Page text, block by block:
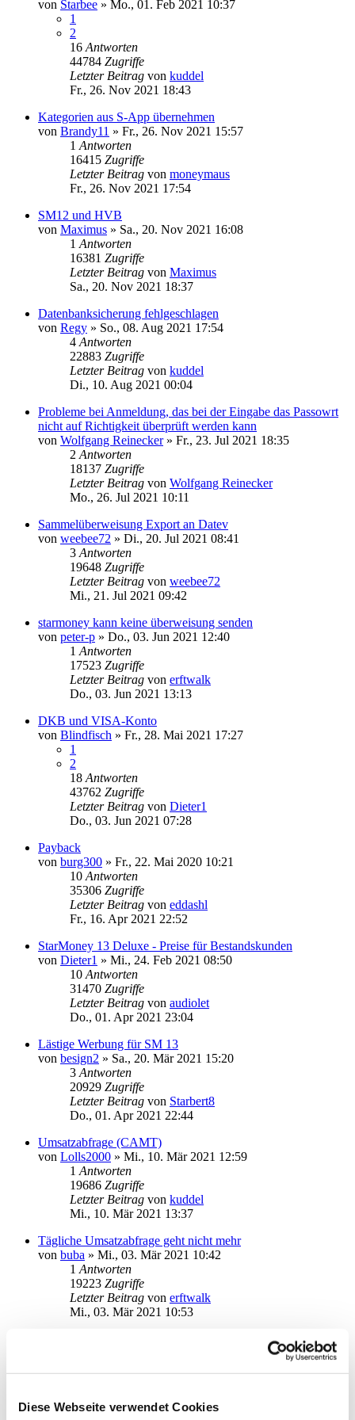
Diese Webseite verwendet Cookies
von Starbee » Mo., 01. Feb 2021 10:37
1
2
16 Antworten
44784 Zugriffe
Letzter Beitrag von kuddel
Fr., 26. Nov 2021 18:43
Kategorien aus S-App übernehmen
von Brandy11 » Fr., 26. Nov 2021 15:57
1 Antworten
16415 Zugriffe
Letzter Beitrag von moneymaus
Fr., 26. Nov 2021 17:54
SM12 und HVB
von Maximus » Sa., 20. Nov 2021 16:08
1 Antworten
16381 Zugriffe
Letzter Beitrag von Maximus
Sa., 20. Nov 2021 18:37
Datenbanksicherung fehlgeschlagen
von Regy » So., 08. Aug 2021 17:54
4 Antworten
22883 Zugriffe
Letzter Beitrag von kuddel
Di., 10. Aug 2021 00:04
Probleme bei Anmeldung, das bei der Eingabe das Passowrt
nicht auf Richtigkeit überprüft werden kann
von Wolfgang Reinecker» Fr., 23. Jul 2021 18:35
2 Antworten
18137 Zugriffe
Letzter Beitrag von Wolfgang Reinecker
Mo., 26. Jul 2021 10:11
Sammelüberweisung Export an Datev
von weebee72 » Di., 20. Jul 2021 08:41
3 Antworten
19648 Zugriffe
Letzter Beitrag von weebee72
Mi., 21. Jul 2021 09:42
starmoney kann keine überweisung senden
von peter-p » Do., 03. Jun 2021 12:40
1 Antworten
17523 Zugriffe
Letzter Beitrag von erftwalk
Do., 03. Jun 2021 13:13
DKB und VISA-Konto
von Blindfisch » Fr., 28. Mai 2021 17:27
1
2
18 Antworten
43762 Zugriffe
Letzter Beitrag von Dieter1
Do., 03. Jun 2021 07:28
Payback
von burg300 » Fr., 22. Mai 2020 10:21
10 Antworten
35306 Zugriffe
Letzter Beitrag von eddashl
Fr., 16. Apr 2021 22:52
StarMoney 13 Deluxe - Preise für Bestandskunden
von Dieter1 » Mi., 24. Feb 2021 08:50
10 Antworten
31470 Zugriffe
Letzter Beitrag von audiolet
Do., 01. Apr 2021 23:04
Lästige Werbung für SM 13
von besign2 » Sa., 20. Mär 2021 15:20
3 Antworten
20929 Zugriffe
Letzter Beitrag von Starbert8
Do., 01. Apr 2021 22:44
Umsatzabfrage (CAMT)
von Lolls2000 » Mi., 10. Mär 2021 12:59
1 Antworten
19686 Zugriffe
Letzter Beitrag von kuddel
Mi., 10. Mär 2021 13:37
Tägliche Umsatzabfrage geht nicht mehr
von buba » Mi., 03. Mär 2021 10:42
1 Antworten
19223 Zugriffe
Letzter Beitrag von erftwalk
Mi., 03. Mär 2021 10:53
Mi., 03. Mär 2021 10:39